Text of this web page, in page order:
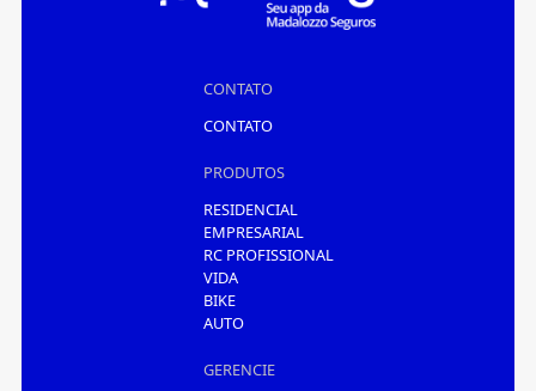
CONTATO
CONTATO
PRODUTOS
RESIDENCIAL
EMPRESARIAL
RC PROFISSIONAL
VIDA
BIKE
AUTO
GERENCIE